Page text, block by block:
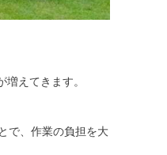
えてきます。
で、作業の負担を大